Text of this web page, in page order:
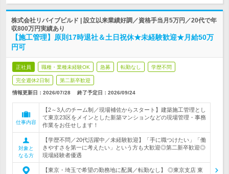
株式会社リバイブビルド | 設立以来業績好調／資格手当月5万円／20代で年
収800万円実績あり
【施工管理】原則17時退社＆土日祝休★未経験歓迎★月給50万
円可
正社員 職種・業種未経験OK 急募 転勤なし 学歴不問
完全週休2日制 第二新卒歓迎
情報更新日：2026/07/28 終了予定日： 2026/09/24
仕事内容
【2～3人のチーム制／現場補佐からスタート】建築施工管理とし
て東京23区をメインとした新築マンションなどの現場管理・事務
作業をお任せします！
対象と
なる方
【学歴不問／20代活躍中／未経験歓迎】「手に職つけたい」「働
きやすさを第一に考えたい」という方も大歓迎◎第二新卒歓迎◎
現場経験者優遇
【東京・埼玉で希望の勤務地に配属／転勤なし】 ◎東京支店 東